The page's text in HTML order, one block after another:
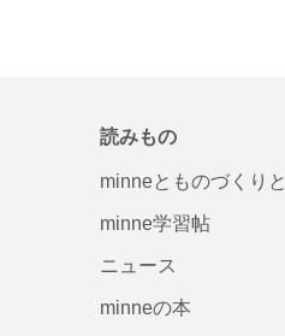
読みもの
minneとものづくりと
minne学習帖
ニュース
minneの本